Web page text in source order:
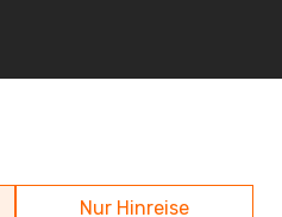
Nur Hinreise